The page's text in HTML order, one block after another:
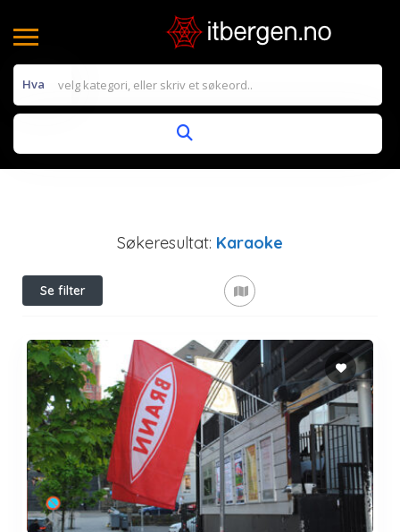
Hva
Søkeresultat: Karaoke
Se filter